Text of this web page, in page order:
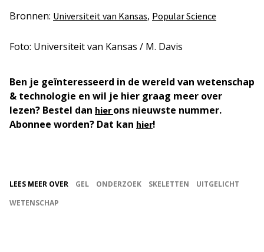
Bronnen: Universiteit van Kansas, Popular Science
Foto: Universiteit van Kansas / M. Davis
Ben je geïnteresseerd in de wereld van wetenschap
& technologie en wil je hier graag meer over
lezen? Bestel dan hierons nieuwste nummer.
Abonnee worden? Dat kan hier!
LEES MEER OVER GEL ONDERZOEK SKELETTEN
UITGELICHT
WETENSCHAP